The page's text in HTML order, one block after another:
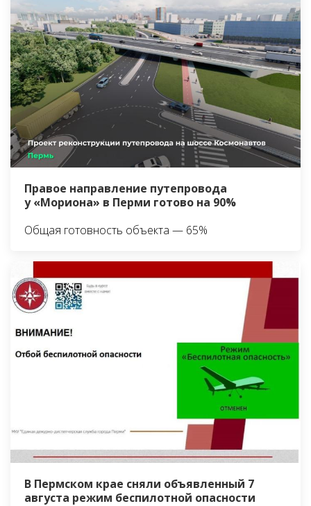
Правое направление путепровода
у «Мориона» в Перми готово на 90%
Общая готовность объекта — 65%
В Пермском крае сняли объявленный 7
августа режим беспилотной опасности